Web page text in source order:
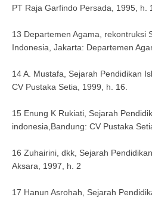
PT Raja Garfindo Persada, 1995, h.
13 Departemen Agama, rekontruksi
Indonesia, Jakarta: Departemen
14 A. Mustafa, Sejarah Pendidikan
CV Pustaka Setia, 1999, h. 16.
15 Enung K Rukiati, Sejarah
indonesia,Bandung: CV Pustaka
16 Zuhairini, dkk, Sejarah
Aksara, 1997, h. 2
17 Hanun Asrohah, Sejarah